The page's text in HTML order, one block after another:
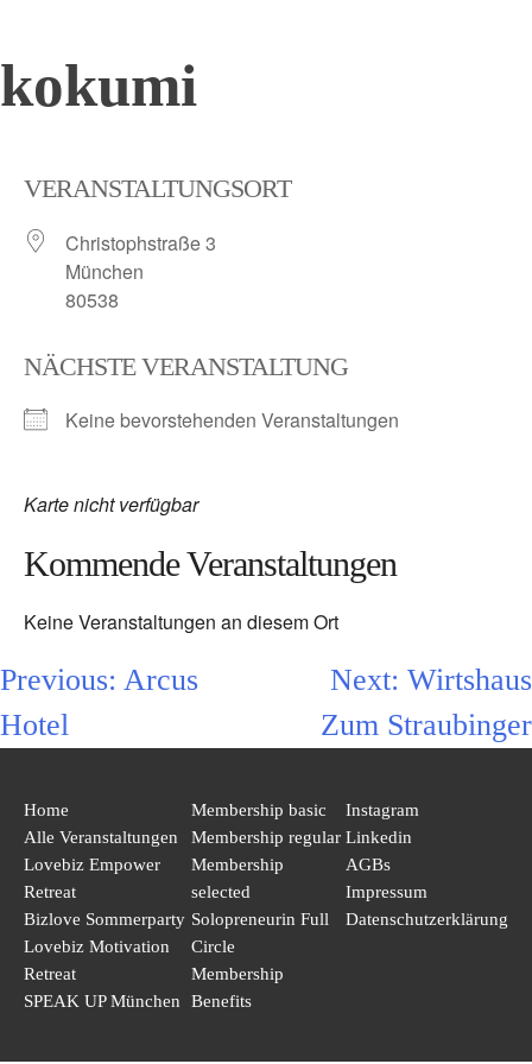
Skip
to
kokumi
VERANSTALTUNGSORT
Christophstraße 3
München
80538
NÄCHSTE VERANSTALTUNG
Keine bevorstehenden Veranstaltungen
Karte nicht verfügbar
Kommende Veranstaltungen
Keine Veranstaltungen an diesem Ort
Previous: Arcus
Hotel
Next: Wirtshaus
Zum Straubinger
Home
Alle Veranstaltungen
Lovebiz Empower
Retreat
Bizlove Sommerparty
Lovebiz Motivation
Retreat
SPEAK UP München
Membership basic
Membership regular
Membership
selected
Solopreneurin Full
Circle
Membership
Benefits
Instagram
Linkedin
AGBs
Impressum
Datenschutzerklärung